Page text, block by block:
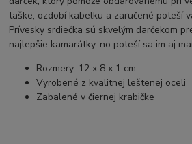
taške, ozdobí kabelku a zaručené poteší
Prívesky srdiečka sú skvelým darčekom
najlepšie kamarátky, no poteší sa im aj
Rozmery: 12 x 8 x 1 cm
Vyrobené z kvalitnej leštenej oceli
Zabalené v čiernej krabičke